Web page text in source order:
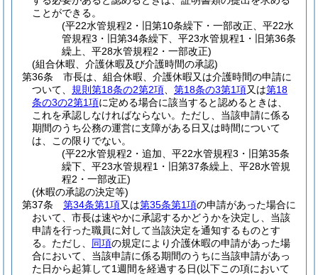
ことができる。
(平22水管規程2・旧第10条繰下・一部改正、平22水
管規程3・旧第34条繰下、平23水管規程1・旧第36条
繰上、平28水管規程2・一部改正)
(組合休暇、介護休暇及び介護時間の承認)
第36条
市長は、組合休暇、介護休暇又は介護時間の申請に
ついて、 規則第18条の2第2項 第18条の3第1項又は第18
条の3の2第1項に定める場合に該当すると認めるときは、
これを承認しなければならない。 ただし、当該申請に係る
期間のうち公務の運営に支障がある日又は時間について
は、この限りでない。
(平22水管規程2・追加、平22水管規程3・旧第35条
繰下、平23水管規程1・旧第37条繰上、平28水管規
程2・一部改正)
(休暇の承認の決定等)
第37条
第34条第1項又は第35条第1項の申請があった場合に
おいて、市長は速やかに承認するかどうかを決定し、当該
申請を行った職員に対して当該決定を通知するものとす
る。 ただし、 同項の規定により介護休暇の申請があった場
合において、当該申請に係る期間のうちに当該申請があっ
た日から起算して1週間を経過する日(以下この項において